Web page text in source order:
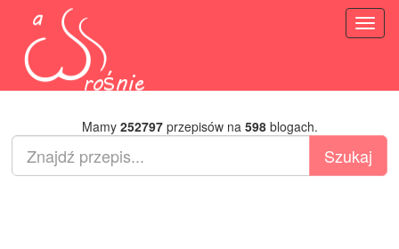
Mamy 252797przepisów na 598blogach.